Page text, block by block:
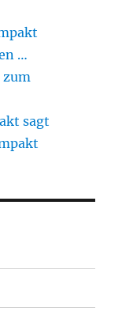
…
zum
sagt